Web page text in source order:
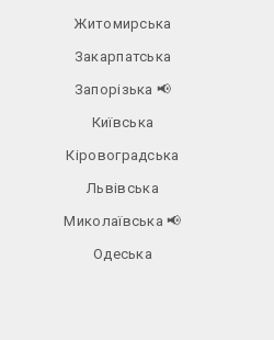
Житомирська
Закарпатська
Запорізька 📢
Київська
Кіровоградська
Львівська
Миколаївська📢
Одеська